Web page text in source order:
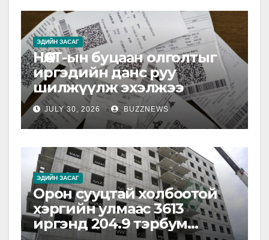
ЭДИЙН ЗАСАГ
НӨАТ-ын буцаан олголтыг
иргэдийн данс руу
шилжүүлж эхэлжээ
JULY 30, 2026 BUZZNEWS
ЭДИЙН ЗАСАГ
Орон сууцтай холбоотой
хэргийн улмаас 3613
иргэнд 204.9 тэрбум